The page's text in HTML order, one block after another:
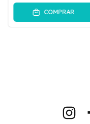
COMPRAR